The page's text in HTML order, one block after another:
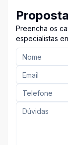
Proposta
Preencha os
especialistas